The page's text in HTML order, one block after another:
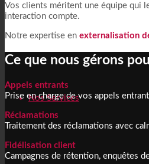
Nos Services
Vos clients méritent une équipe qui
interaction compte.
Notre expertise en externalisation
Ce que nous gérons
Appels entrants
Prise en charge de vos appels
Réclamations
Traitement des réclamations avec
Fidélisation client
Campagnes de rétention, enquêtes